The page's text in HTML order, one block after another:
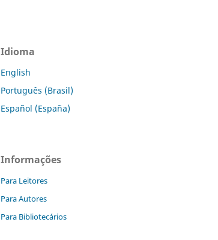
Idioma
English
Português (Brasil)
Español (España)
Informações
Para Leitores
Para Autores
Para Bibliotecários